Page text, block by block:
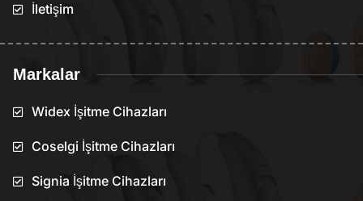
İletişim
Markalar
Widex İşitme Cihazları
Coselgi İşitme Cihazları
Signia İşitme Cihazları